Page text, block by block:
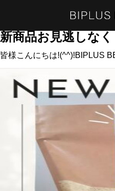
新商品お見逃しなく
皆様こんにちは!(^^)!BIPLUS